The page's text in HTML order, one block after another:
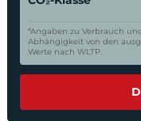
*Angaben zu Verbrauch
Abhängigkeit von den
Werte nach WLTP.